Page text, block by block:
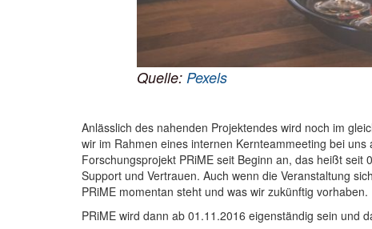
Quelle: Pexels
Anlässlich des nahenden Projektendes wird noch im
wir im Rahmen eines internen Kernteammeeting bei
Forschungsprojekt PRiME seit Beginn an, das heißt
Support und Vertrauen. Auch wenn die Veranstaltung
PRiME momentan steht und was wir zukünftig vorhaben.
PRiME wird dann ab 01.11.2016 eigenständig sein und